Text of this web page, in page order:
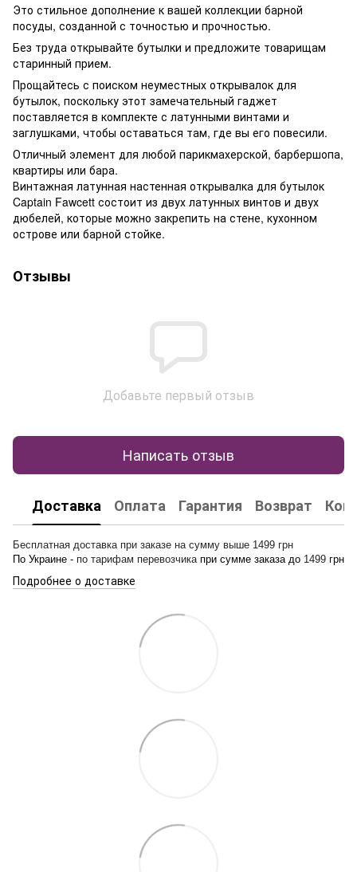
Это стильное дополнение к вашей коллекции барной
посуды, созданной с точностью и прочностью.
Без труда открывайте бутылки и предложите товарищам
старинный прием.
Прощайтесь с поиском неуместных открывалок для
бутылок, поскольку этот замечательный гаджет
поставляется в комплекте с латунными винтами и
заглушками, чтобы оставаться там, где вы его повесили.
Отличный элемент для любой парикмахерской, барбершопа,
квартиры или бара.
Винтажная латунная настенная открывалка для бутылок
Captain Fawcett состоит из двух латунных винтов и двух
дюбелей, которые можно закрепить на стене, кухонном
острове или барной стойке.
Отзывы
Добавьте первый отзыв
Написать отзыв
Доставка Оплата Гарантия Возврат
Бесплатная доставка при заказе на сумму выше 1499 грн
По Украине - по тарифам перевозчика при сумме заказа до 1499 грн
Подробнее о доставке